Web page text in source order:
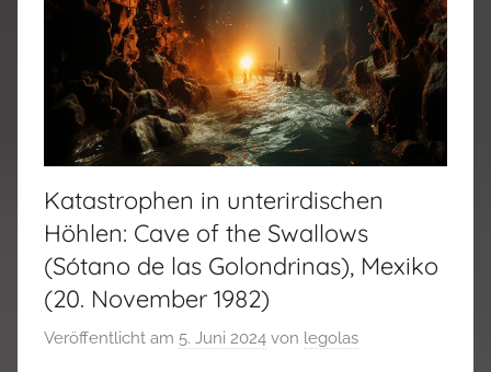
Katastrophen in unterirdischen
Höhlen: Cave of the Swallows
(Sótano de las Golondrinas), Mexiko
(20. November 1982)
Veröffentlicht am 5. Juni 2024 von legolas